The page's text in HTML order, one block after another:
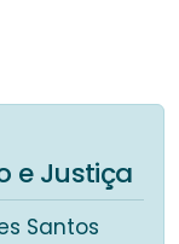
e Justiça
Santos